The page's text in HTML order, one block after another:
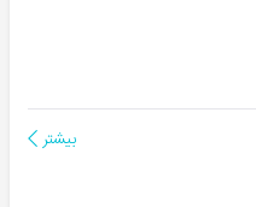
بیشتر